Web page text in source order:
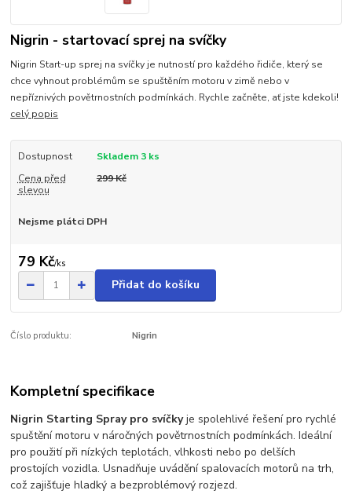
Nigrin - startovací sprej na svíčky
Nigrin Start-up sprej na svíčky je nutností pro každého řidiče, který se
chce vyhnout problémům se spuštěním motoru v zimě nebo v
nepříznivých povětrnostních podmínkách. Rychle začněte, ať jste kdekoli!
celý popis
Dostupnost
Skladem 3 ks
Cena před
slevou
299 Kč
Nejsme plátci DPH
79 Kč/ks
Přidat do košíku
Číslo produktu: Nigrin
Kompletní specifikace
Nigrin Starting Spray pro svíčkyje spolehlivé řešení pro rychlé
spuštění motoru v náročných povětrnostních podmínkách. Ideální
pro použití při nízkých teplotách, vlhkosti nebo po delších
prostojích vozidla. Usnadňuje uvádění spalovacích motorů na trh,
což zajišťuje hladký a bezproblémový rozjezd.